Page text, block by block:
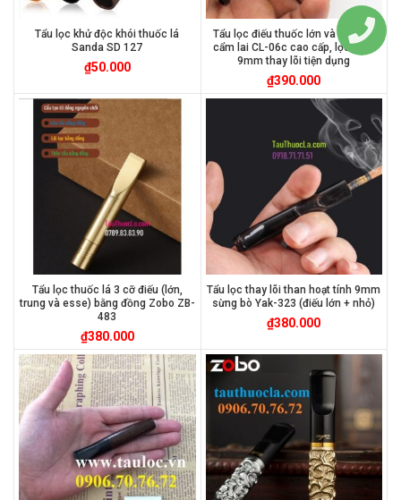
Tẩu lọc khử độc khói thuốc lá
Sanda SD 127
₫50.000
Tẩu lọc điếu thuốc lớn và nhỏ, gỗ
cẩm lai CL-06c cao cấp, lọc than
9mm thay lõi tiện dụng
₫390.000
Tẩu lọc thuốc lá 3 cỡ điếu (lớn,
trung và esse) bằng đồng Zobo ZB-
483
₫380.000
Tẩu lọc thay lõi than hoạt tính 9mm
sừng bò Yak-323 (điếu lớn + nhỏ)
₫380.000